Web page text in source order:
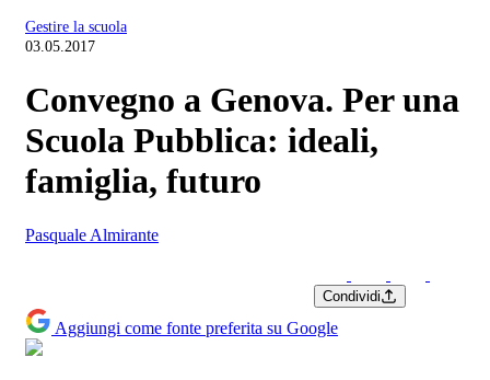
Gestire la scuola
03.05.2017
Convegno a Genova. Per una
Scuola Pubblica: ideali,
famiglia, futuro
Pasquale Almirante
Condividi
Aggiungi come fonte preferita su Google